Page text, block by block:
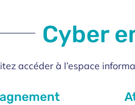
Cyber
accéder à l’espace